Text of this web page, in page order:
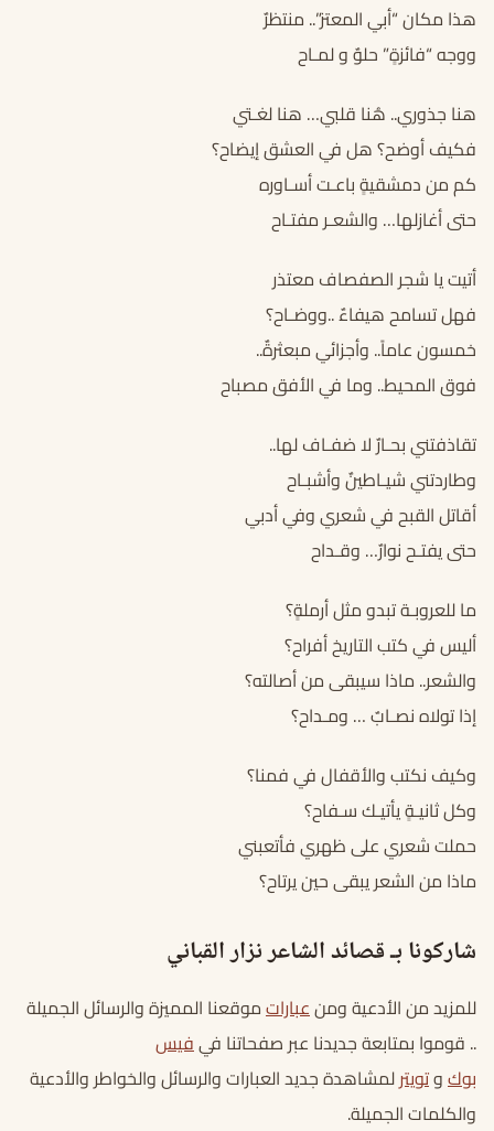
هذا مكان “أبي المعتز”.. منتظرٌ
ووجه “فائزةٍ” حلوٌ و لمـاح
هنا جذوري.. هُنا قلبي… هنا لغـتي
فكيف أوضح؟ هل في العشق إيضاح؟
كم من دمشقيةٍ باعـت أسـاوره
حتى أغازلها… والشعـر مفتـاح
أتيت يا شجر الصفصاف معتذر
فهل تسامح هيفاءٌ ..ووضـاح؟
خمسون عاماً.. وأجزائي مبعثرةٌ..
فوق المحيط.. وما في الأفق مصباح
تقاذفتني بحـارٌ لا ضفـاف لها..
وطاردتني شيـاطينٌ وأشبـاح
أقاتل القبح في شعري وفي أدبي
حتى يفتـح نوارٌ… وقـداح
ما للعروبـة تبدو مثل أرملةٍ؟
أليس في كتب التاريخ أفراح؟
والشعر.. ماذا سيبقى من أصالته؟
إذا تولاه نصـابٌ … ومـداح؟
وكيف نكتب والأقفال في فمنا؟
وكل ثانيـةٍ يأتيـك سـفاح؟
حملت شعري على ظهري فأتعبني
ماذا من الشعر يبقى حين يرتاح؟
شاركونا بـ قصائد الشاعر نزار القباني
للمزيد من الأدعية ومنعباراتموقعنا المميزة والرسائل الجميلة
.. قوموا بمتابعة جديدنا عبر صفحاتنا فيفيس
بوكوتويترلمشاهدة جديد العبارات والرسائل والخواطر والأدعية
والكلمات الجميلة.